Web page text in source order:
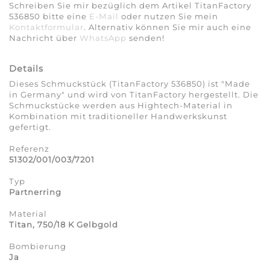
Schreiben Sie mir bezüglich dem Artikel TitanFactory
536850 bitte eine E-Mail oder nutzen Sie mein
Kontaktformular. Alternativ können Sie mir auch eine
Nachricht über WhatsApp senden!
Details
Dieses Schmuckstück (TitanFactory 536850) ist "Made
in Germany" und wird von TitanFactory hergestellt. Die
Schmuckstücke werden aus Hightech-Material in
Kombination mit traditioneller Handwerkskunst
gefertigt.
Referenz
51302/001/003/7201
Typ
Partnerring
Material
Titan, 750/18 K Gelbgold
Bombierung
Ja